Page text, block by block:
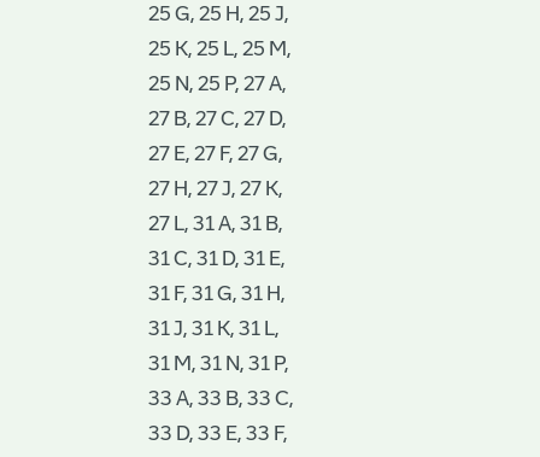
25 G, 25 H, 25 J,
25 K, 25 L, 25 M,
25 N, 25 P, 27 A,
27 B, 27 C, 27 D,
27 E, 27 F, 27 G,
27 H, 27 J, 27 K,
27 L, 31 A, 31 B,
31 C, 31 D, 31 E,
31 F, 31 G, 31 H,
31 J, 31 K, 31 L,
31 M, 31 N, 31 P,
33 A, 33 B, 33 C,
33 D, 33 E, 33 F,